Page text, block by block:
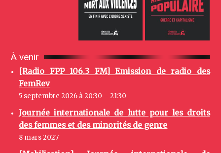
À venir
[Radio FPP 106.3 FM] Emission de radio des
FemRev
5 septembre 2026 à 20:30 – 21:30
Journée internationale de lutte pour les droits
des femmes et des minorités de genre
8 mars 2027